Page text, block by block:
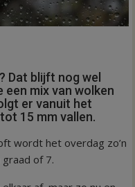
Dat blijft nog wel
een mix van wolken
er vanuit het
15 mm vallen.
wordt het overdag zo’n
of 7.